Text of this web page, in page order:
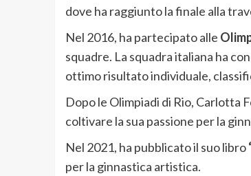
dove ha raggiunto la finale alla
Nel 2016, ha partecipato alle
squadre. La squadra italiana ha
ottimo risultato individuale,
Dopo le Olimpiadi di Rio, Carlotta
coltivare la sua passione per la
Nel 2021, ha pubblicato il suo libro
per la ginnastica artistica.